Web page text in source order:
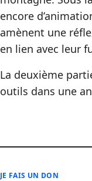
encore
amènent une
en lien avec leur
La deuxième
outils dans une
JE FAIS UN DON